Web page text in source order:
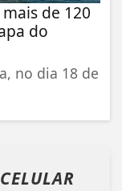
de 120
do
no dia 18 de